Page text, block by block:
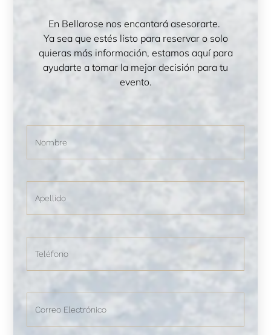
En Bellarose nos encantará asesorarte.
Ya sea que estés listo para reservar o solo
quieras más información, estamos aquí para
ayudarte a tomar la mejor decisión para tu
evento.